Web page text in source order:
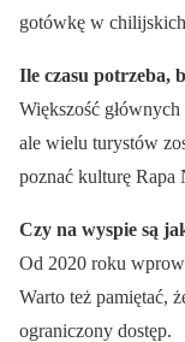
gotówkę w
Ile czasu potrzeba,
Większość
ale wielu turystów
poznać kulturę Rapa
Czy na wyspie są
Od 2020 roku
Warto też pamiętać,
ograniczony dostęp.